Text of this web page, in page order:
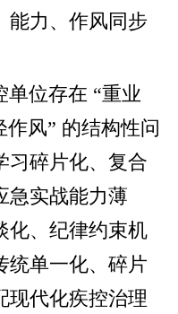
能力、作风同步
单位存在 “重业
作风” 的结构性问
习碎片化、复合
急实战能力薄
化、纪律约束机
统单一化、碎片
现代化疾控治理